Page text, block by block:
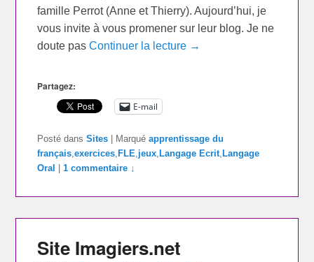
famille Perrot (Anne et Thierry). Aujourd’hui, je
vous invite à vous promener sur leur blog. Je ne
doute pasContinuer la lecture →
Partagez:
E-mail
Posté dans Sites Marqué apprentissage du
français ,exercices FLE jeux Langage Ecrit Langage
Oral
|1 commentaire ↓
Site Imagiers.net